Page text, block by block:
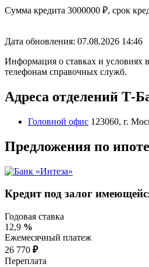
Сумма кредита 3000000 ₽, срок
Дата обновления: 07.08.2026 14:46
Информация о ставках и условиях
телефонам справочных служб.
Адреса отделений Т-
Головной офис 123060, г.
Предложения по
Кредит под залог
Годовая ставка
12,9 %
Ежемесячный платеж
26 770 ₽
Переплата